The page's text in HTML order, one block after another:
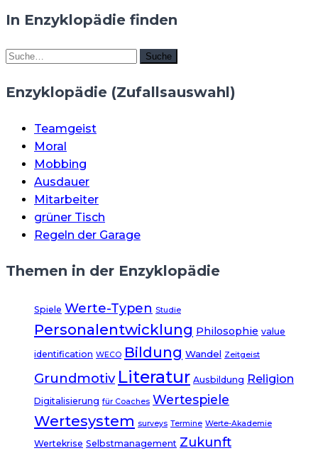
In Enzyklopädie finden
Suche Suche
Enzyklopädie (Zufallsauswahl)
Teamgeist
Moral
Mobbing
Ausdauer
Mitarbeiter
grüner Tisch
Regeln der Garage
Themen in der Enzyklopädie
Spiele Werte-Typen Studie
Personalentwicklung Philosophie value
identification WECO Bildung Wandel Zeitgeist
Grundmotiv Literatur Ausbildung Religion
Digitalisierung für Coaches Wertespiele
Wertesystem surveys Termine Werte-Akademie
Wertekrise Selbstmanagement Zukunft